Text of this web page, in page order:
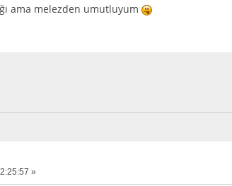
ama melezden umutluyum
»